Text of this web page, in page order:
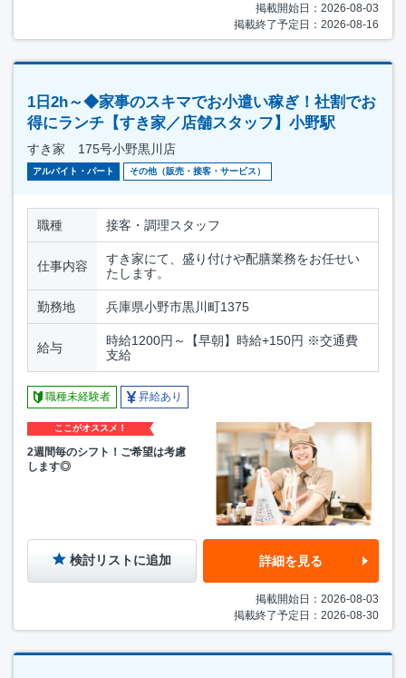
掲載開始日：2026-08-03
掲載終了予定日：2026-08-16
1日2h～◆家事のスキマでお小遣い稼ぎ！社割でお
得にランチ【すき家／店舗スタッフ】小野駅
すき家 175号小野黒川店
アルバイト・パート その他（販売・接客・サービス）
職種 接客・調理スタッフ
仕事内容
すき家にて、盛り付けや配膳業務をお任せい
たします。
勤務地 兵庫県小野市黒川町1375
給与
時給1200円～【早朝】時給+150円 ※交通費
支給
職種未経験者 昇給あり
ここがオススメ！
2週間毎のシフト！ご希望は考慮
します◎
検討リストに追加 詳細を見る
掲載開始日：2026-08-03
掲載終了予定日：2026-08-30